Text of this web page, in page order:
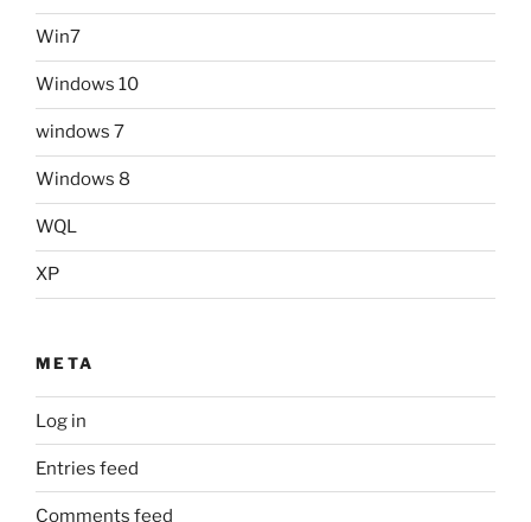
Win7
Windows 10
windows 7
Windows 8
WQL
XP
META
Log in
Entries feed
Comments feed